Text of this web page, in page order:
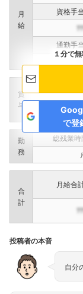
月
給
資格手
通勤手
賞
与
勤
務
総残業時
合
計
月給合
１分で
で登
投稿者の本音
自分